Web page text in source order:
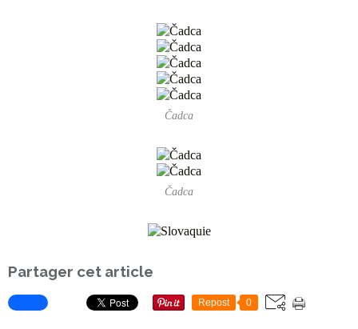
Čadca
Čadca
Partager cet article
Repost 0